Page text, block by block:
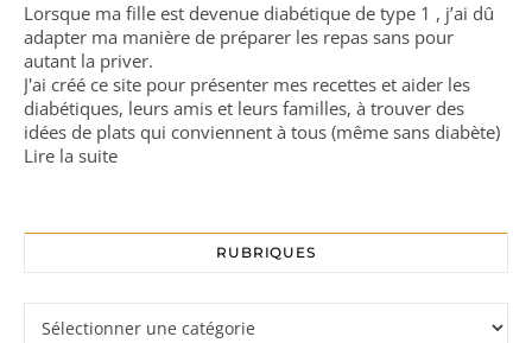
Lorsque ma fille est devenue diabétique de type 1 , j’ai dû
adapter ma manière de préparer les repas sans pour
autant la priver.
J'ai créé ce site pour présenter mes recettes et aider les
diabétiques, leurs amis et leurs familles, à trouver des
idées de plats qui conviennent à tous (même sans diabète)
Lire la suite
RUBRIQUES